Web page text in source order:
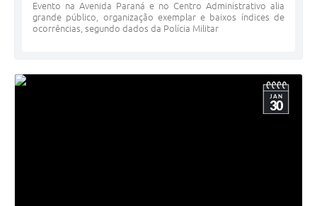
Evento na Avenida Paraná e no Centro Administrativo alia
grande público, organização exemplar e baixos índices de
ocorrências, segundo dados da Polícia Militar
JAN
30